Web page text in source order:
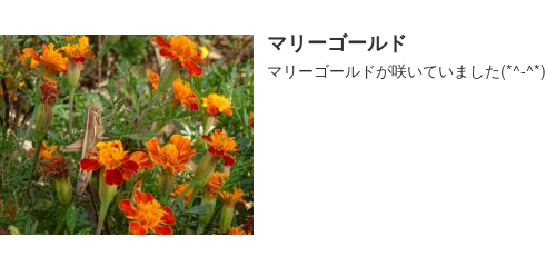
マリーゴールド
マリーゴールドが咲いていました(*^-^*)